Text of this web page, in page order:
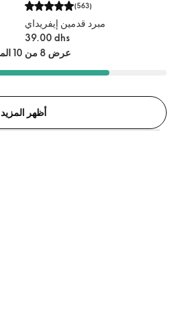
(563)
مبرد قدمين إيفريداي
39.00 dhs
عرض 8 من 10 المنتجات
أظهر المزيد